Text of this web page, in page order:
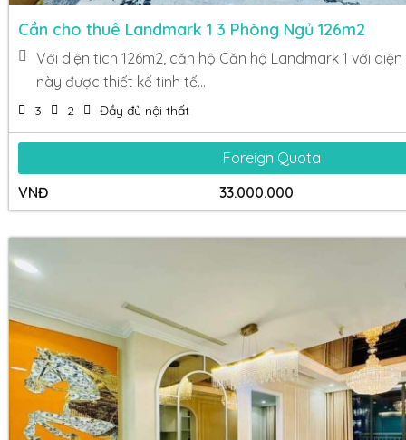
Cần cho thuê Landmark 1 3 Phòng Ngủ 126m2
Với diện tích 126m2, căn hộ Căn hộ Landmark 1 với diện
này được thiết kế tinh tế...
3 2 Đầy đủ nội thất
Foreign Quota
VNĐ
33.000.000